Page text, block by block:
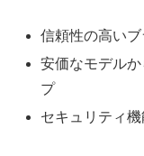
信頼性の高いブ
安価なモデル
プ
セキュリティ